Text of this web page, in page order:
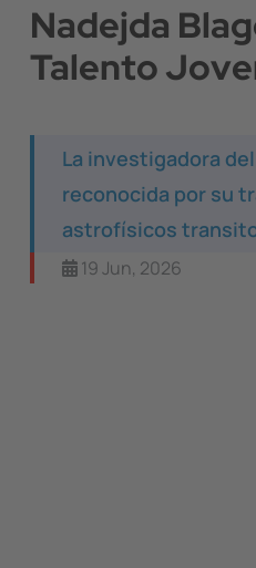
Nadejda
Talento
La investigadora
reconocida por su
astrofísicos
19 Jun, 2026